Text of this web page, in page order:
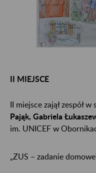
II MIEJSCE
II miejsce zajął zespół w
Pająk, Gabriela
im. UNICEF w
„ZUS – zadanie